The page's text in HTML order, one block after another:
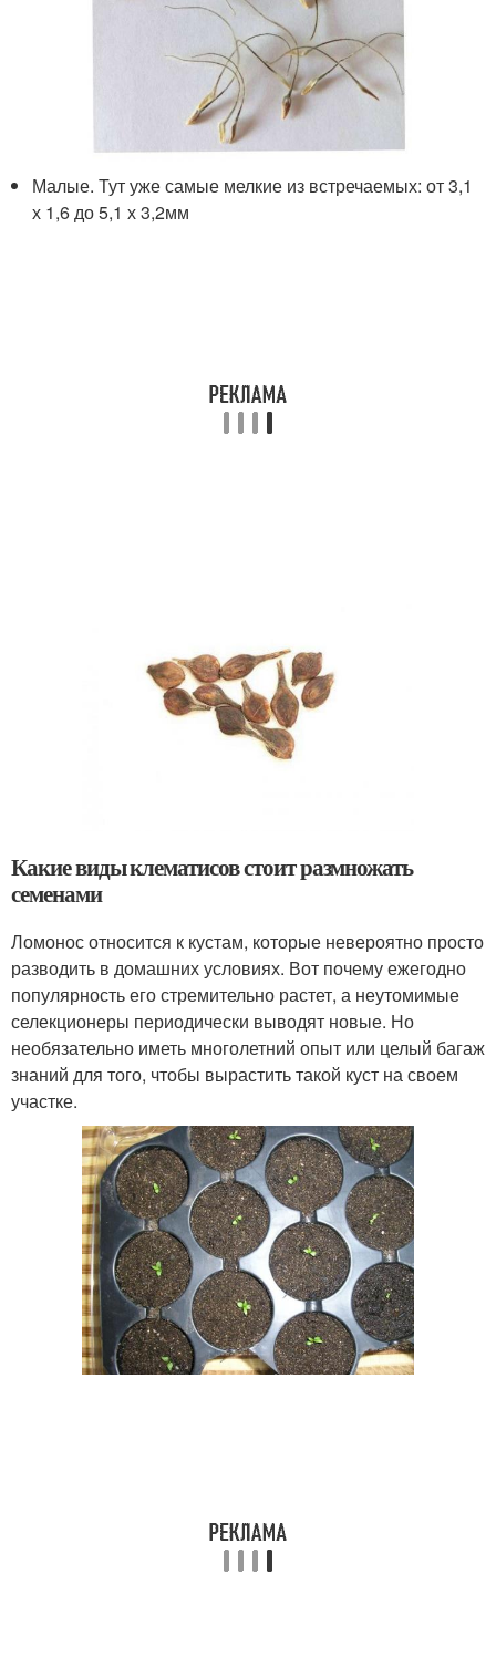
Малые. Тут уже самые мелкие из встречаемых: от 3,1
х 1,6 до 5,1 х 3,2мм
Какие виды клематисов стоит размножать
семенами
Ломонос относится к кустам, которые невероятно просто
разводить в домашних условиях. Вот почему ежегодно
популярность его стремительно растет, а неутомимые
селекционеры периодически выводят новые. Но
необязательно иметь многолетний опыт или целый багаж
знаний для того, чтобы вырастить такой куст на своем
участке.